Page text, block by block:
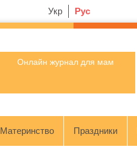
Укр Рус
Онлайн журнал для мам
Материнство Праздники